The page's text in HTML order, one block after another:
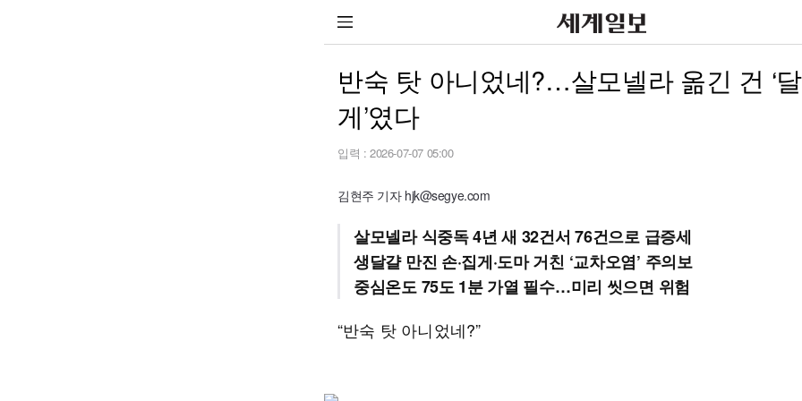
반숙 탓 아니었네?…살모넬라 옮긴 건 ‘
게’였다
입력 : 2026-07-07 05:00
김현주 기자 hjk@segye.com
살모넬라 식중독 4년 새 32건서 76건으로 급증세
생달걀 만진 손·집게·도마 거친 ‘교차오염’ 주의보
중심온도 75도 1분 가열 필수…미리 씻으면 위험
“반숙 탓 아니었네?”